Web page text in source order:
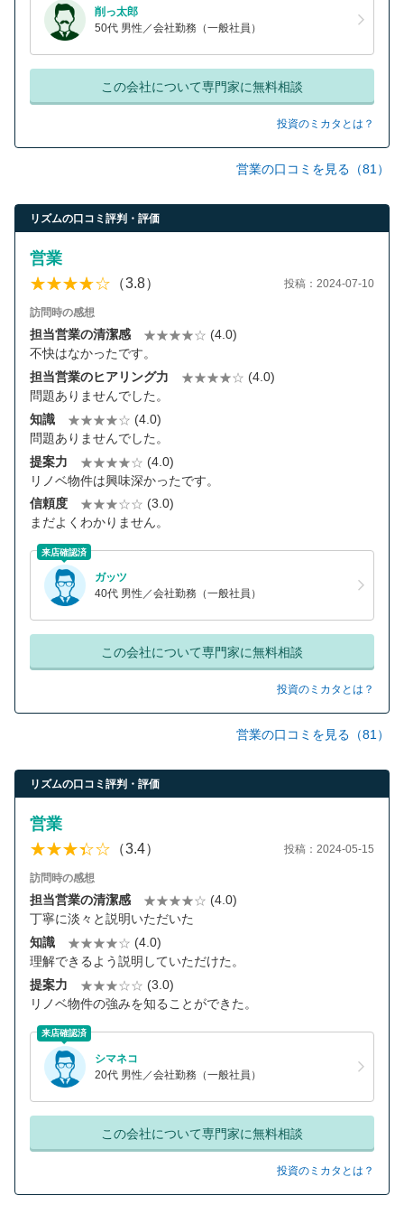
削っ太郎
50代 男性／会社勤務（一般社員）
この会社について専門家に無料相談
投資のミカタとは？
営業の口コミを見る（81）
リズムの口コミ評判・評価
営業
（3.8） 投稿：2024-07-10
訪問時の感想
担当営業の清潔感
(4.0)
不快はなかったです。
担当営業のヒアリング力
(4.0)
問題ありませんでした。
知識
(4.0)
問題ありませんでした。
提案力
(4.0)
リノベ物件は興味深かったです。
信頼度
(3.0)
まだよくわかりません。
来店確認済
ガッツ
40代 男性／会社勤務（一般社員）
この会社について専門家に無料相談
投資のミカタとは？
営業の口コミを見る（81）
リズムの口コミ評判・評価
営業
（3.4） 投稿：2024-05-15
訪問時の感想
担当営業の清潔感
(4.0)
丁寧に淡々と説明いただいた
知識
(4.0)
理解できるよう説明していただけた。
提案力
(3.0)
リノベ物件の強みを知ることができた。
来店確認済
シマネコ
20代 男性／会社勤務（一般社員）
この会社について専門家に無料相談
投資のミカタとは？